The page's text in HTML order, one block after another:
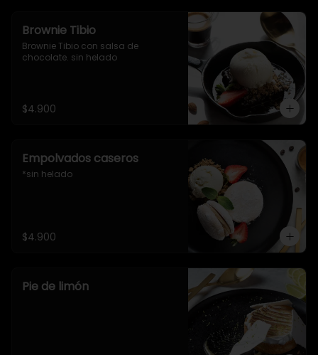
Brownie Tibio
Brownie Tibio con salsa de
chocolate. sin helado
$4.900
Empolvados caseros
*sin helado
$4.900
Pie de limón